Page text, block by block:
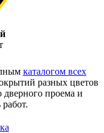
каталогом всех
разных цветов
дверного проема и